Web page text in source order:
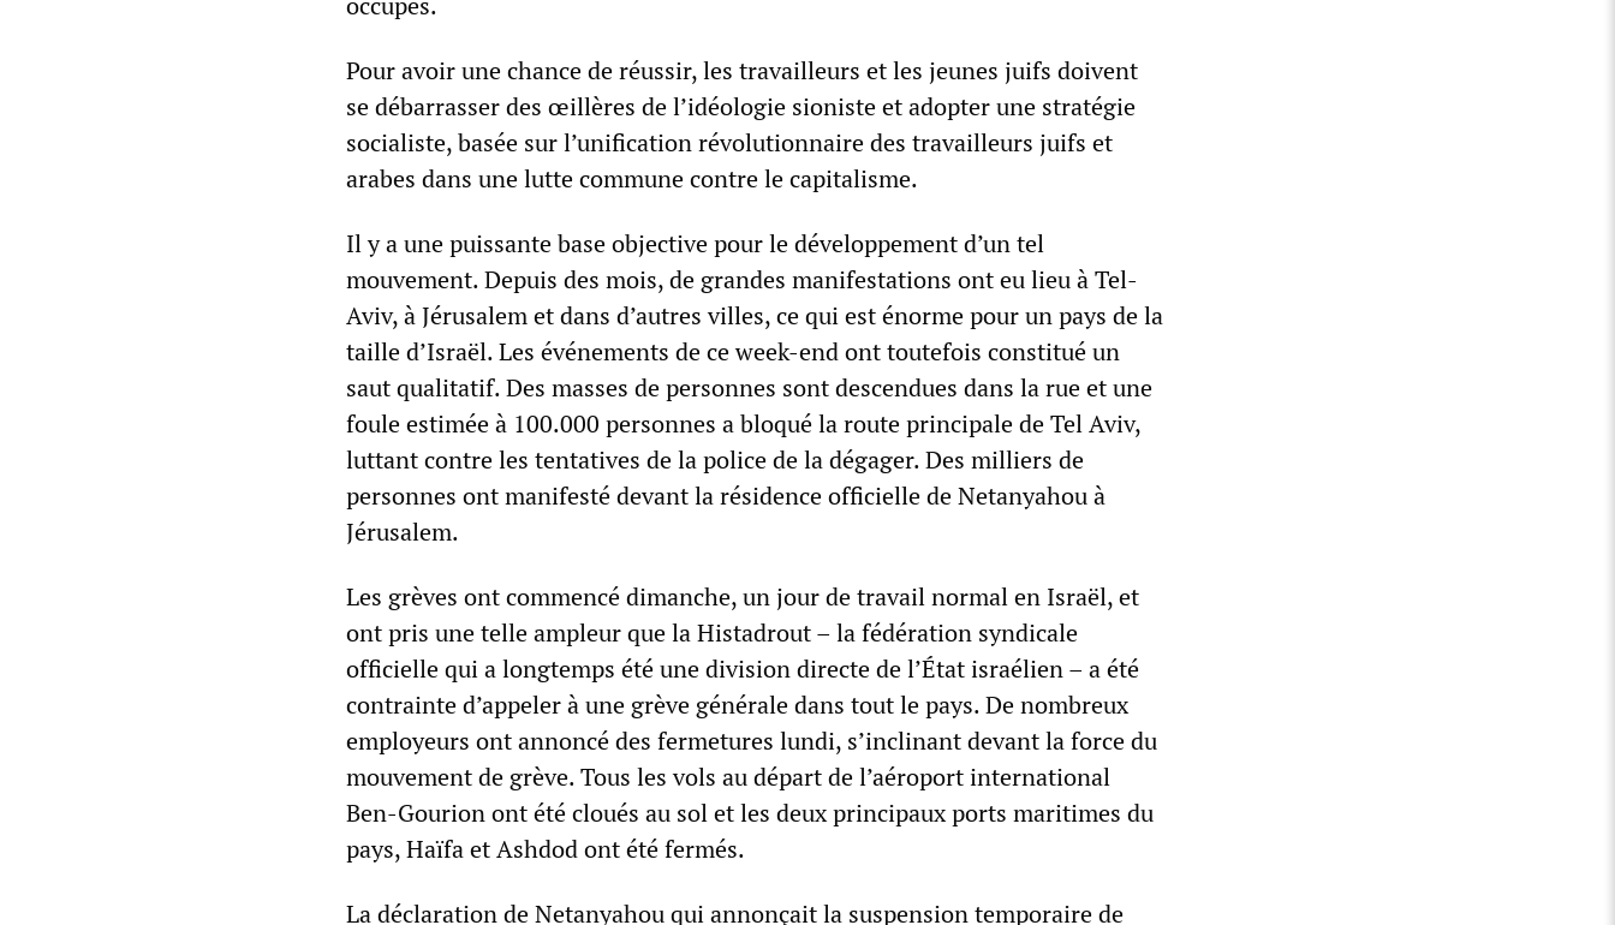
Pour avoir une chance de réussir, les travailleurs et les jeunes juifs doivent
se débarrasser des œillères de l’idéologie sioniste et adopter une stratégie
socialiste, basée sur l’unification révolutionnaire des travailleurs juifs et
arabes dans une lutte commune contre le capitalisme.
Il y a une puissante base objective pour le développement d’un tel
mouvement. Depuis des mois, de grandes manifestations ont eu lieu à Tel-
Aviv, à Jérusalem et dans d’autres villes, ce qui est énorme pour un pays de la
taille d’Israël. Les événements de ce week-end ont toutefois constitué un
saut qualitatif. Des masses de personnes sont descendues dans la rue et une
foule estimée à 100.000 personnes a bloqué la route principale de Tel Aviv,
luttant contre les tentatives de la police de la dégager. Des milliers de
personnes ont manifesté devant la résidence officielle de Netanyahou à
Jérusalem.
Les grèves ont commencé dimanche, un jour de travail normal en Israël, et
ont pris une telle ampleur que la Histadrout – la fédération syndicale
officielle qui a longtemps été une division directe de l’État israélien – a été
contrainte d’appeler à une grève générale dans tout le pays. De nombreux
employeurs ont annoncé des fermetures lundi, s’inclinant devant la force du
mouvement de grève. Tous les vols au départ de l’aéroport international
Ben-Gourion ont été cloués au sol et les deux principaux ports maritimes du
pays, Haïfa et Ashdod ont été fermés.
La déclaration de Netanyahou qui annonçait la suspension temporaire de